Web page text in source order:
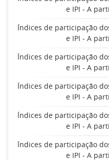
e IPI - A
Índices de participação
e IPI - A
Índices de participação
e IPI - A
Índices de participação
e IPI - A
Índices de participação
e IPI - A
Índices de participação
e IPI - A